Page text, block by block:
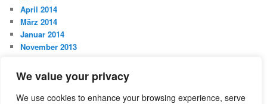
We value your privacy
We use cookies to enhance your browsing experience, serve
April 2014
März 2014
Januar 2014
November 2013
September 2013
August 2013
Juli 2013